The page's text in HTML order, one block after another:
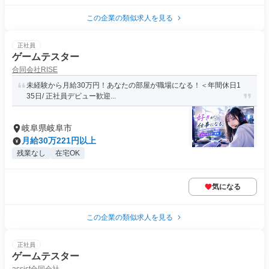
この企業の類似求人を見る
正社員
ゲームテスター
合同会社RISE
未経験から月給30万円！あなたの部屋が職場になる！＜年間休日1
35日/ 正社員デビュー歓迎...
岐阜県岐阜市
月給30万221円以上
残業なし 在宅OK
気になる
この企業の類似求人を見る
正社員
ゲームテスター